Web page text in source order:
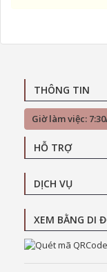
THÔNG TIN
Giờ làm việc:
HỖ TRỢ
DỊCH VỤ
XEM BẰNG DI